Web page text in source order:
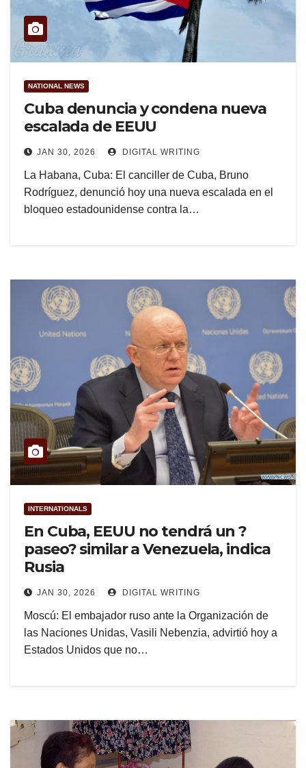
NATIONAL NEWS
Cuba denuncia y condena nueva
escalada de EEUU
JAN 30, 2026 DIGITAL WRITING
La Habana, Cuba: El canciller de Cuba, Bruno
Rodríguez, denunció hoy una nueva escalada en el
bloqueo estadounidense contra la…
INTERNATIONALS
En Cuba, EEUU no tendrá un ?
paseo? similar a Venezuela, indica
Rusia
JAN 30, 2026 DIGITAL WRITING
Moscú: El embajador ruso ante la Organización de
las Naciones Unidas, Vasili Nebenzia, advirtió hoy a
Estados Unidos que no…